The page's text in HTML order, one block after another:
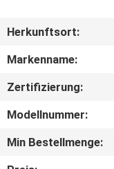
ÜBER
UNS
FABRIK-
AUSFLUG
Herkunftsort:
Markenname:
Zertifizierung:
Modellnummer:
Min Bestellmenge: